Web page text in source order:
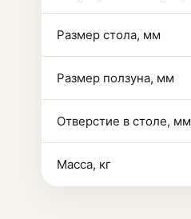
Размер стола, мм
Размер ползуна, мм
Отверстие в столе, мм
Масса, кг